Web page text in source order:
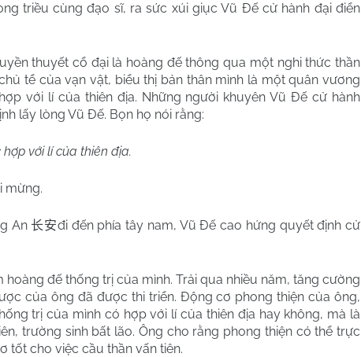
triều cùng đạo sĩ, ra sức xúi giục Vũ Đế cử hành đại điển
thuyết cổ đại là hoàng đế thông qua một nghi thức thần
tể của vạn vật, biểu thị bản thân mình là một quân vương
với lí của thiên địa. Những người khuyên Vũ Đế cử hành
lấy lòng Vũ Đế. Bọn họ nói rằng:
với lí của thiên địa.
mừng.
An 长安đi đến phía tây nam, Vũ Đế cao hứng quyết định cử
đế thống trị của mình. Trải qua nhiều năm, tăng cường
của ông đã được thi triển. Động cơ phong thiện của ông,
trị của mình có hợp với lí của thiên địa hay không, mà là
trường sinh bất lão. Ông cho rằng phong thiện có thể trực
tốt cho việc cầu thần vấn tiên.